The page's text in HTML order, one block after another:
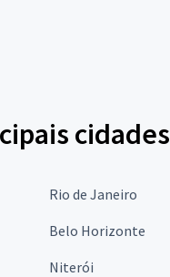
cidades
Rio de Janeiro
Belo Horizonte
Niterói